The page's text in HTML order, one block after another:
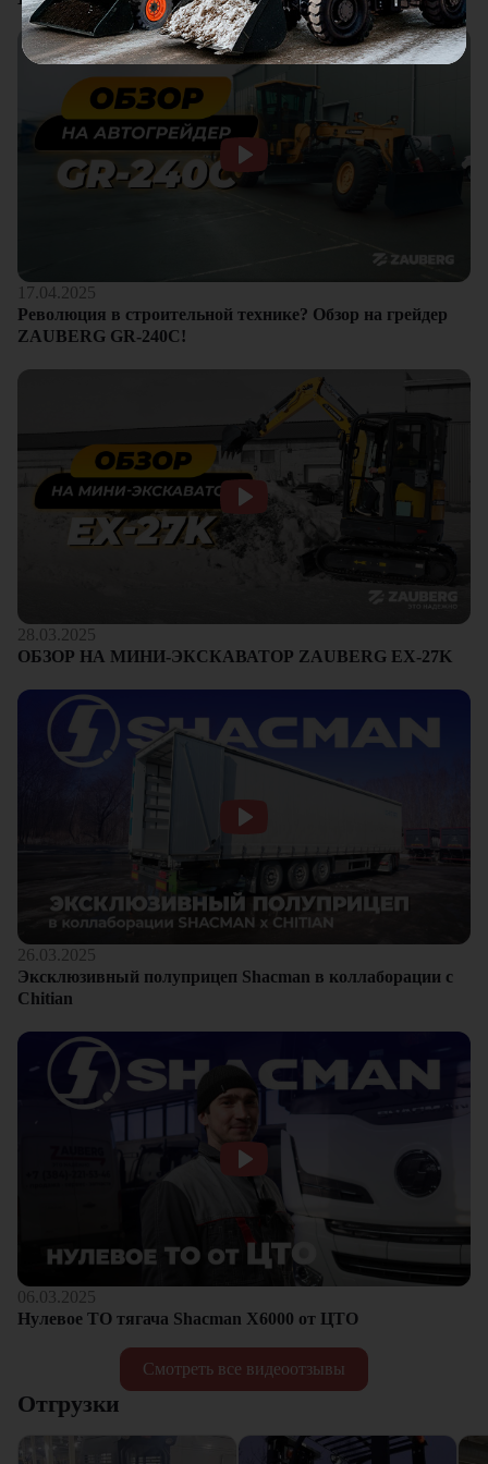
Смотреть все видеоотзывы
17.04.2025
Революция в строительной технике? Обзор на грейдер
ZAUBERG GR-240C!
28.03.2025
ОБЗОР НА МИНИ-ЭКСКАВАТОР ZAUBERG EX-27K
26.03.2025
Эксклюзивный полуприцеп Shacman в коллаборации с
Chitian
06.03.2025
Нулевое ТО тягача Shacman Х6000 от ЦТО
Отгрузки